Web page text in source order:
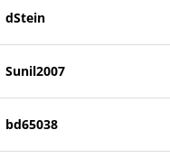
dStein
Sunil2007
bd65038